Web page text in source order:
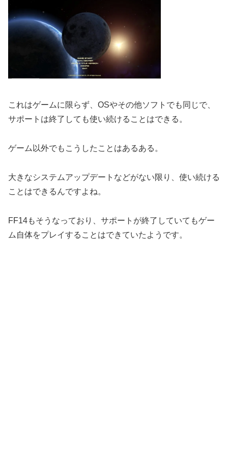
これはゲームに限らず、OSやその他ソフトでも同じで、
サポートは終了しても使い続けることはできる。
ゲーム以外でもこうしたことはあるある。
大きなシステムアップデートなどがない限り、使い続ける
ことはできるんですよね。
FF14もそうなっており、サポートが終了していてもゲー
ム自体をプレイすることはできていたようです。